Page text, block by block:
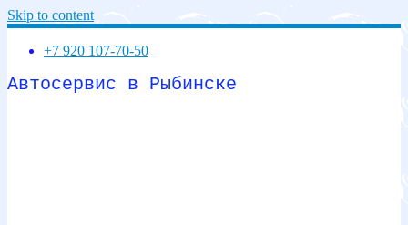
Skip to content
+7 920 107-70-50
Автосервис в Рыбинске